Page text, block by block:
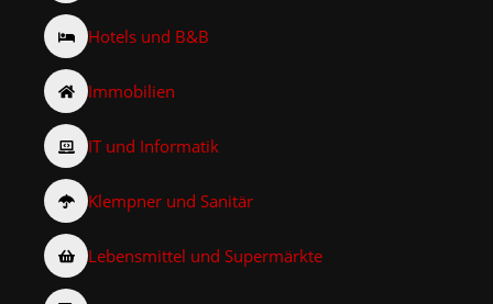
Hotels und B&B
Immobilien
IT und Informatik
Klempner und Sanitär
Lebensmittel und Supermärkte